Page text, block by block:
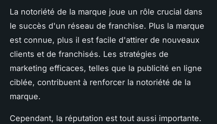
La notoriété de la marque joue un rôle crucial dans
le succès d'un réseau de franchise. Plus la marque
est connue, plus il est facile d'attirer de nouveaux
clients et de franchisés. Les stratégies de
marketing efficaces, telles que la publicité en ligne
ciblée, contribuent à renforcer la notoriété de la
marque.
Cependant, la réputation est tout aussi importante.